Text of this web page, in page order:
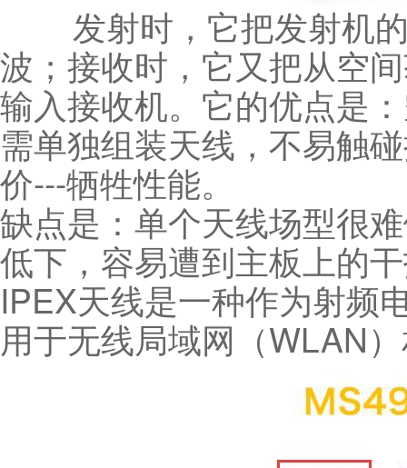
发射时，它把发射机的
波；接收时，它又把从空
输入接收机。它的优点是
需单独组装天线，不易触
价---牺牲性能。
缺点是：单个天线场型很
低下，容易遭到主板上的
IPEX天线是一种作为射频
用于无线局域网（WLAN